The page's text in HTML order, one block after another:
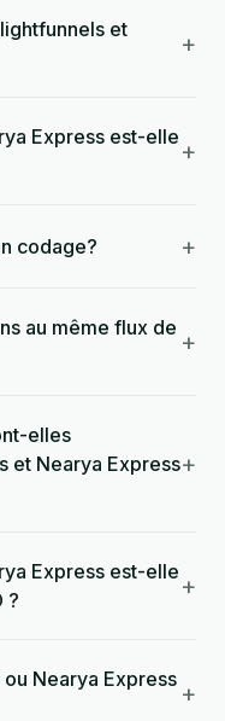
et
+
Express est-elle +
codage? +
au même flux de +
elles
et Nearya Express+
Express est-elle
?
+
Nearya Express +